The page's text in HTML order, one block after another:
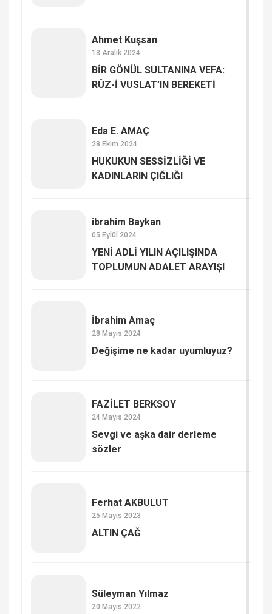
Ahmet Kuşsan
13 Aralık 2024
BİR GÖNÜL SULTANINA VEFA:
RÛZ-İ VUSLAT’IN BEREKETİ
Eda E. AMAÇ
28 Ekim 2024
HUKUKUN SESSİZLİĞİ VE
KADINLARIN ÇIĞLIĞI
ibrahim Baykan
05 Eylül 2024
YENİ ADLİ YILIN AÇILIŞINDA
TOPLUMUN ADALET ARAYIŞI
İbrahim Amaç
28 Mayıs 2024
Değişime ne kadar uyumluyuz?
FAZİLET BERKSOY
24 Mayıs 2024
Sevgi ve aşka dair derleme
sözler
Ferhat AKBULUT
25 Mayıs 2023
ALTIN ÇAĞ
Süleyman Yılmaz
20 Mayıs 2022